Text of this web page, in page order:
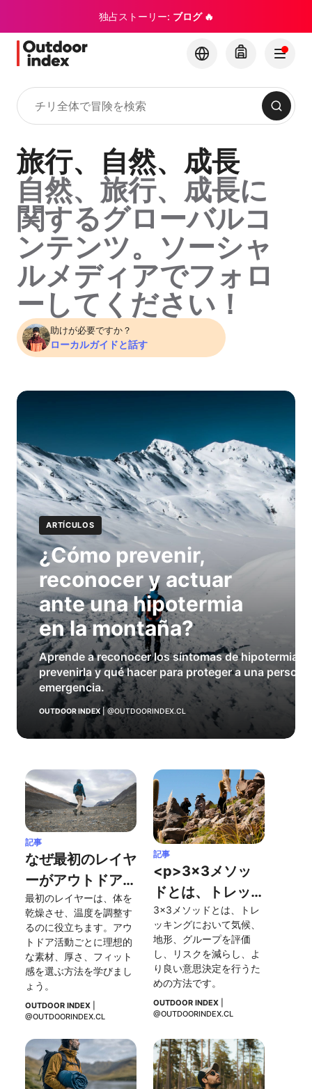
独占ストーリー: ブログ 🔥
検索
旅行、自然、成長
自然、旅行、成長に
関するグローバルコ
ンテンツ。ソーシャ
ルメディアでフォロ
ーしてください！
助けが必要ですか？
ローカルガイドと話す
ARTÍCULOS
¿Cómo prevenir,
reconocer y actuar
ante una hipotermia
en la montaña?
Aprende a reconocer los síntomas de hipotermia
prevenirla y qué hacer para proteger a una
emergencia.
OUTDOOR INDEX| @OUTDOORINDEX.CL
記事
なぜ最初のレイヤ
ーがアウトドア活
動においてそれほ
ど重要なのか？
最初のレイヤーは、体を
乾燥させ、温度を調整す
るのに役立ちます。アウ
トドア活動ごとに理想的
な素材、厚さ、フィット
感を選ぶ方法を学びまし
ょう。
OUTDOOR INDEX
@OUTDOORINDEX.CL
記事
<p>3x3メソッ
ドとは、トレッキ
ングにおいて安全
かつ効率的に行動
するための方法で
す。このメソッド
を適用する理由
は、計画的な行動
を促し、リスクを
最小限に抑えるこ
とができるからで
3x3メソッドとは、トレ
ッキングにおいて気候、
地形、グループを評価
し、リスクを減らし、よ
り良い意思決定を行うた
めの方法です。
OUTDOOR INDEX
@OUTDOORINDEX.CL